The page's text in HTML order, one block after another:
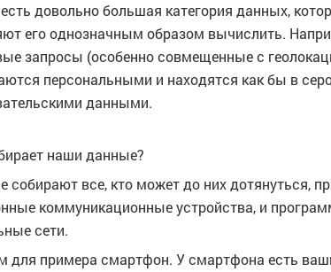
довольно большая категория данных,
его однозначным образом вычислить.
запросы (особенно совмещенные с
персональными и находятся как бы в
данными.
наши данные?
собирают все, кто может до них дотянуться,
коммуникационные устройства, и
сети.
для примера смартфон. У смартфона есть